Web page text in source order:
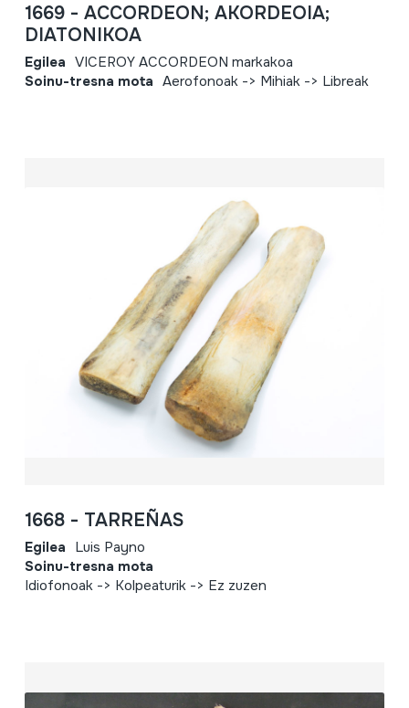
1669 - ACCORDEON; AKORDEOIA;
DIATONIKOA
Egilea VICEROY ACCORDEON markakoa
Soinu-tresna mota Aerofonoak -> Mihiak -> Libreak
1668 - TARREÑAS
Egilea Luis Payno
Soinu-tresna mota
Idiofonoak -> Kolpeaturik -> Ez zuzen